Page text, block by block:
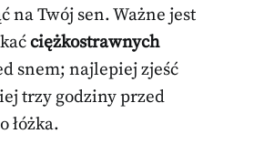
na Twój sen. Ważne jest
ciężkostrawnych
snem; najlepiej zjeść
trzy godziny przed
łóżka.